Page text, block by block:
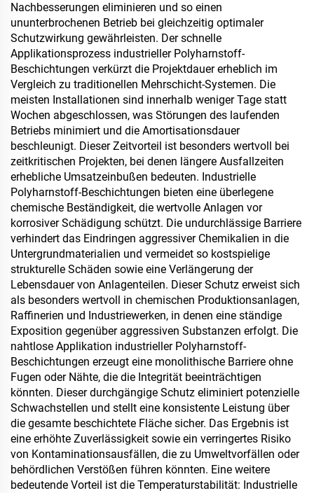
Nachbesserungen eliminieren und so einen
ununterbrochenen Betrieb bei gleichzeitig optimaler
Schutzwirkung gewährleisten. Der schnelle
Applikationsprozess industrieller Polyharnstoff-
Beschichtungen verkürzt die Projektdauer erheblich im
Vergleich zu traditionellen Mehrschicht-Systemen. Die
meisten Installationen sind innerhalb weniger Tage statt
Wochen abgeschlossen, was Störungen des laufenden
Betriebs minimiert und die Amortisationsdauer
beschleunigt. Dieser Zeitvorteil ist besonders wertvoll bei
zeitkritischen Projekten, bei denen längere Ausfallzeiten
erhebliche Umsatzeinbußen bedeuten. Industrielle
Polyharnstoff-Beschichtungen bieten eine überlegene
chemische Beständigkeit, die wertvolle Anlagen vor
korrosiver Schädigung schützt. Die undurchlässige Barriere
verhindert das Eindringen aggressiver Chemikalien in die
Untergrundmaterialien und vermeidet so kostspielige
strukturelle Schäden sowie eine Verlängerung der
Lebensdauer von Anlagenteilen. Dieser Schutz erweist sich
als besonders wertvoll in chemischen Produktionsanlagen,
Raffinerien und Industriewerken, in denen eine ständige
Exposition gegenüber aggressiven Substanzen erfolgt. Die
nahtlose Applikation industrieller Polyharnstoff-
Beschichtungen erzeugt eine monolithische Barriere ohne
Fugen oder Nähte, die die Integrität beeinträchtigen
könnten. Dieser durchgängige Schutz eliminiert potenzielle
Schwachstellen und stellt eine konsistente Leistung über
die gesamte beschichtete Fläche sicher. Das Ergebnis ist
eine erhöhte Zuverlässigkeit sowie ein verringertes Risiko
von Kontaminationsausfällen, die zu Umweltvorfällen oder
behördlichen Verstößen führen könnten. Eine weitere
bedeutende Vorteil ist die Temperaturstabilität: Industrielle